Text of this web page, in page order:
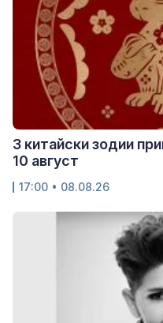
3 китайски зодии
10 август
17:00 • 08.08.26